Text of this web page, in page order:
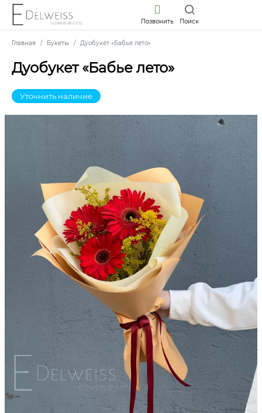
Позвонить Поиск
Главная Букеты Дуобукет «Бабье лето»
Дуобукет «Бабье лето»
Уточнить наличие